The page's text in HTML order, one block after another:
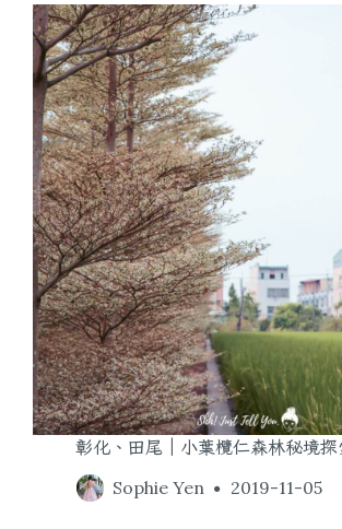
彰化、田尾｜小葉欖仁森林秘境探
Sophie Yen
2019-11-05